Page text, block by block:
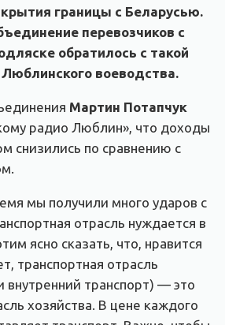
границы с Беларусью.
перевозчиков с
обратилось с такой
Люблинского воеводства.
Мартин Потапчук
радио Люблин», что доходы
снизились по сравнению с
мы получили много ударов с
отрасль нуждается в
ясно сказать, что, нравится
транспортная отрасль
транспорт) — это
хозяйства. В цене каждого